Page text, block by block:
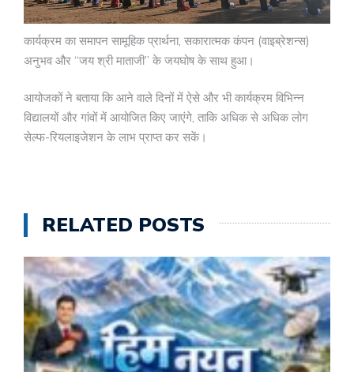
कार्यक्रम का समापन सामूहिक प्रार्थना, सकारात्मक कंपन (वाइब्रेशन्स)
अनुभव और “जय श्री माताजी” के जयघोष के साथ हुआ।
आयोजकों ने बताया कि आने वाले दिनों में ऐसे और भी कार्यक्रम विभिन्न
विद्यालयों और गांवों में आयोजित किए जाएंगे, ताकि अधिक से अधिक लोग
सेल्फ-रियलाइजेशन के लाभ प्राप्त कर सकें।
RELATED POSTS